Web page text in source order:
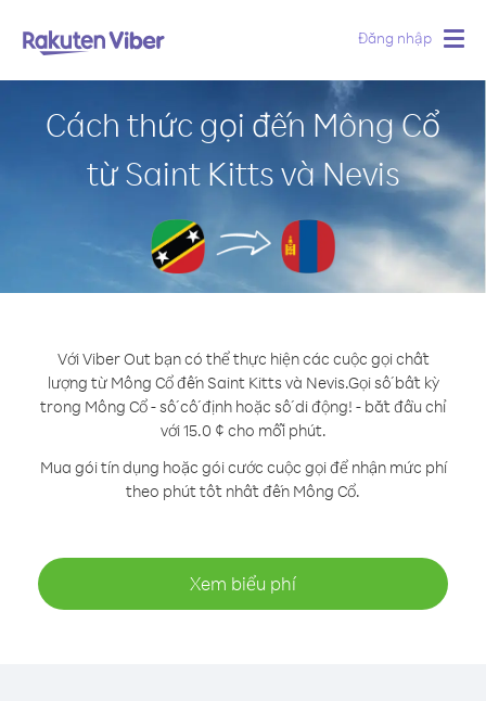
Đăng nhập
Cách thức gọi đến Mông Cổ
từ Saint Kitts và Nevis
Với Viber Out bạn có thể thực hiện các cuộc gọi chất
lượng từ Mông Cổ đến Saint Kitts và Nevis.Gọi số bất kỳ
trong Mông Cổ - số cố định hoặc số di động! - bắt đầu chỉ
với 15.0 ¢ cho mỗi phút.
Mua gói tín dụng hoặc gói cước cuộc gọi để nhận mức phí
theo phút tốt nhất đến Mông Cổ.
Xem biểu phí